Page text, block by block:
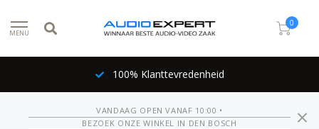
MENU
0
100% Klanttevredenheid
VANDAAG OPEN VANAF 10:00 •
BEZOEK ONZE WINKEL IN DEN BOSCH